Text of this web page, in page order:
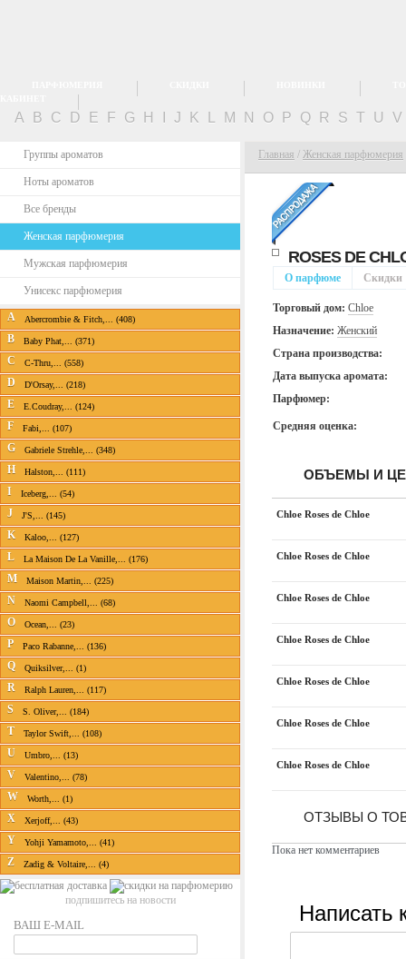
A B C D E F G H J K M N O P Q R S T U V
Группы ароматов
Ноты ароматов
Все бренды
Женская парфюмерия
Мужская парфюмерия
Унисекс парфюмерия
A Abercrombie & Fitch,... (408)
B Baby Phat,... (371)
C C-Thru,... (558)
D D'Orsay,... (218)
E E.Coudray,... (124)
F Fabi,... (107)
G Gabriele Strehle,... (348)
H Halston,... (111)
I Iceberg,... (54)
J J'S,... (145)
K Kaloo,... (127)
L La Maison De La Vanille,... (176)
M Maison Martin,... (225)
N Naomi Campbell,... (68)
O Ocean,... (23)
P Paco Rabanne,... (136)
Q Quiksilver,... (1)
R Ralph Lauren,... (117)
S S. Oliver,... (184)
T Taylor Swift,... (108)
U Umbro,... (13)
V Valentino,... (78)
W Worth,... (1)
X Xerjoff,... (43)
Y Yohji Yamamoto,... (41)
Z Zadig & Voltaire,... (4)
подпишитесь на новости
ВАШ E-MAIL
Главная / Женская парфюмерия
ROSES DE
О парфюме
Торговый дом: Chloe
Назначение: Женский
Страна производства:
Дата выпуска аромата:
Парфюмер:
Средняя оценка:
Скидки
ОБЪЕМЫ И
Chloe Roses de Chloe
Chloe Roses de Chloe
Chloe Roses de Chloe
Chloe Roses de Chloe
Chloe Roses de Chloe
Chloe Roses de Chloe
Chloe Roses de Chloe
ОТЗЫВЫ О
Пока нет комментариев
Написать